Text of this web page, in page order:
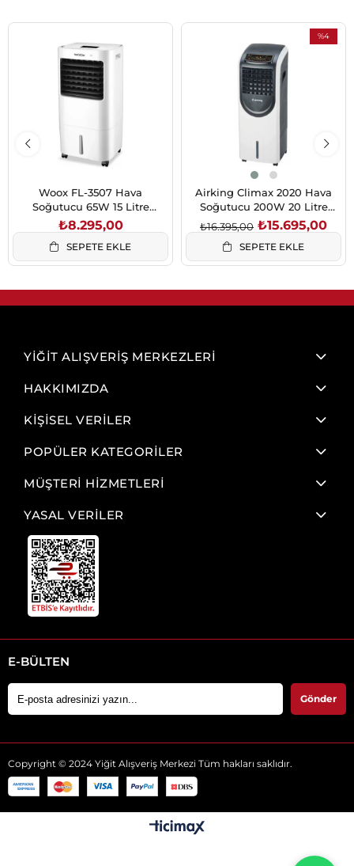
Woox FL-3507 Hava
Soğutucu 65W 15 Litre
Uzaktan Kumandalı
₺8.295,00
SEPETE EKLE
%4
Airking Climax 2020 Hava
Soğutucu 200W 20 Litre
Antrasit İyonizerli ve Uzaktan
Kumandalı
₺15.695,00
₺16.395,00
SEPETE EKLE
YİĞİT ALIŞVERİŞ MERKEZLERİ
HAKKIMIZDA
KİŞİSEL VERİLER
POPÜLER KATEGORİLER
MÜŞTERİ HİZMETLERİ
YASAL VERİLER
E-BÜLTEN
Gönder
Copyright © 2024 Yiğit Alışveriş Merkezi Tüm hakları saklıdır.